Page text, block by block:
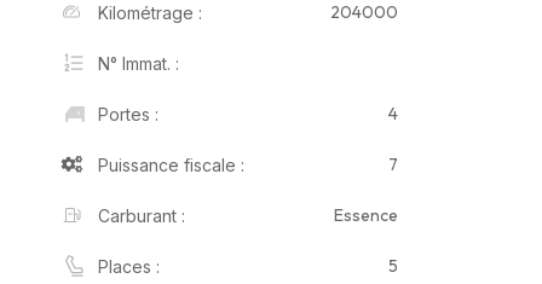
Kilométrage : 204000
N° Immat. :
Portes : 4
Puissance fiscale : 7
Carburant : Essence
Places : 5